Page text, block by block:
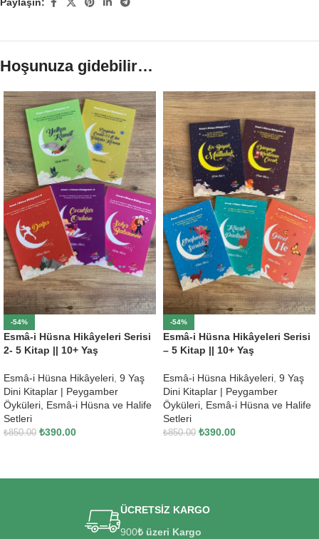
Paylaşın:
Hoşunuza gidebilir…
-54%
Esmâ-i Hüsna Hikâyeleri Serisi
2- 5 Kitap || 10+ Yaş
Esmâ-i Hüsna Hikâyeleri 9 Yaş
Dini Kitaplar | Peygamber
Öyküleri, Esmâ-i Hüsna ve Halife
Setleri
₺850.00 ₺390.00
-54%
Esmâ-i Hüsna Hikâyeleri Serisi
– 5 Kitap || 10+ Yaş
Esmâ-i Hüsna Hikâyeleri 9 Yaş
Dini Kitaplar | Peygamber
Öyküleri, Esmâ-i Hüsna ve Halife
Setleri
₺850.00 ₺390.00
ÜCRETSİZ KARGO
900₺ üzeri Kargo